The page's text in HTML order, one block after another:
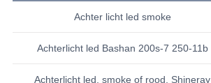
PLASTIC PARTS
Achter licht led smoke
Achterlicht led Bashan 200s-7 250-11b
Achterlicht led, smoke of rood, Shineray